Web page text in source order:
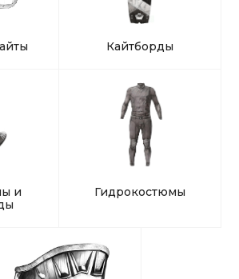
Кайтборды
и
Гидрокостюмы